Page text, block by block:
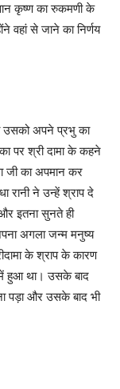
कृष्ण का रुकमणी के
वहां से जाने का निर्णय
उसको अपने प्रभु का
पर श्री दामा के कहने
जी का अपमान कर
रानी ने उन्हें श्राप दे
इतना सुनते ही
अगला जन्म मनुष्य
के श्राप के कारण
में हुआ था। उसके बाद
पड़ा और उसके बाद भी